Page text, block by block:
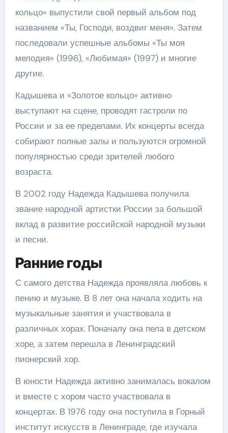
кольцо» выпустили свой первый альбом под
названием «Ты, Господи, воздвиг меня». Затем
последовали успешные альбомы «Ты моя
мелодия» (1996), «Любимая» (1997) и многие
другие.
Кадышева и «Золотое кольцо» активно
выступают на сцене, проводят гастроли по
России и за ее пределами. Их концерты всегда
собирают полные залы и пользуются огромной
популярностью среди зрителей любого
возраста.
В 2002 году Надежда Кадышева получила
звание народной артистки России за большой
вклад в развитие российской народной музыки
и песни.
Ранние годы
С самого детства Надежда проявляла любовь к
пению и музыке. В 8 лет она начала ходить на
музыкальные занятия и участвовала в
различных хорах. Поначалу она пела в детском
хоре, а затем перешла в Ленинградский
пионерский хор.
В юности Надежда активно занималась вокалом
и вместе с хором часто участвовала в
концертах. В 1976 году она поступила в Горный
институт искусств в Ленинграде, где изучала